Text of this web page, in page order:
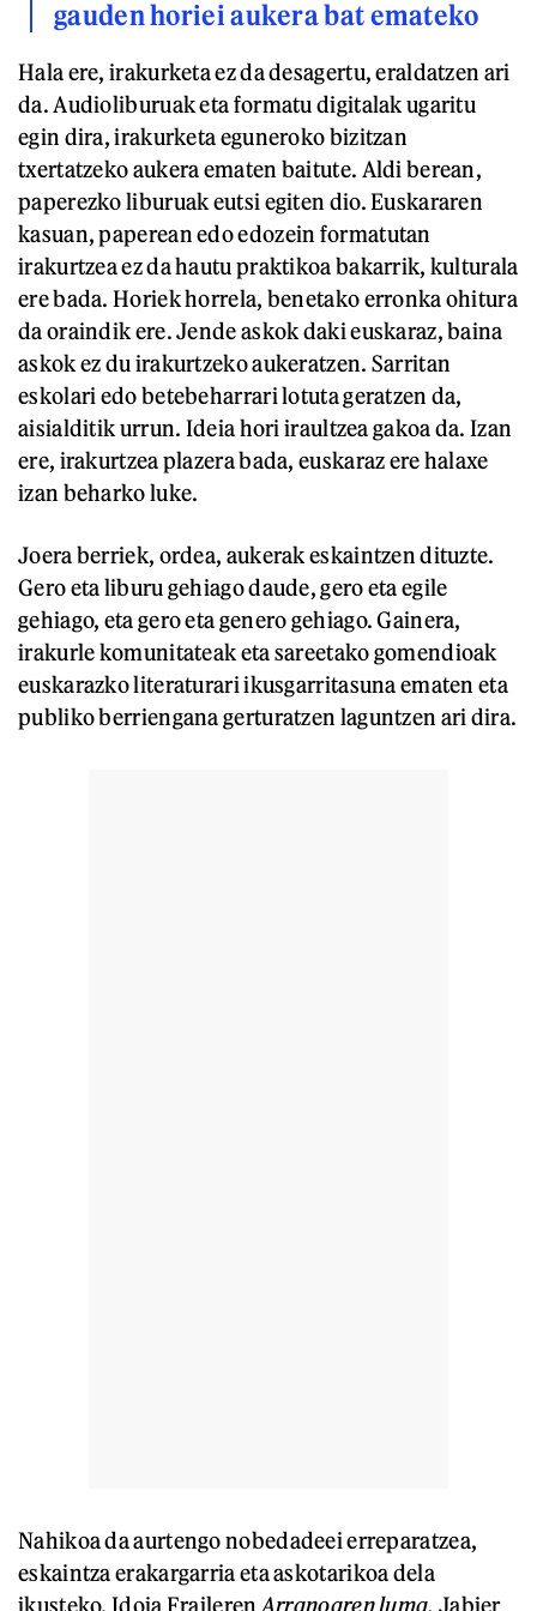
gauden horiei aukera bat emateko
Hala ere, irakurketa ez da desagertu, eraldatzen ari
da. Audioliburuak eta formatu digitalak ugaritu
egin dira, irakurketa eguneroko bizitzan
txertatzeko aukera ematen baitute. Aldi berean,
paperezko liburuak eutsi egiten dio. Euskararen
kasuan, paperean edo edozein formatutan
irakurtzea ez da hautu praktikoa bakarrik, kulturala
ere bada. Horiek horrela, benetako erronka ohitura
da oraindik ere. Jende askok daki euskaraz, baina
askok ez du irakurtzeko aukeratzen. Sarritan
eskolari edo betebeharrari lotuta geratzen da,
aisialditik urrun. Ideia hori iraultzea gakoa da. Izan
ere, irakurtzea plazera bada, euskaraz ere halaxe
izan beharko luke.
Joera berriek, ordea, aukerak eskaintzen dituzte.
Gero eta liburu gehiago daude, gero eta egile
gehiago, eta gero eta genero gehiago. Gainera,
irakurle komunitateak eta sareetako gomendioak
euskarazko literaturari ikusgarritasuna ematen eta
publiko berriengana gerturatzen laguntzen ari dira.
Nahikoa da aurtengo nobedadeei erreparatzea,
eskaintza erakargarria eta askotarikoa dela
ikusteko. Idoia Fraileren Arranoaren luma, Jabier